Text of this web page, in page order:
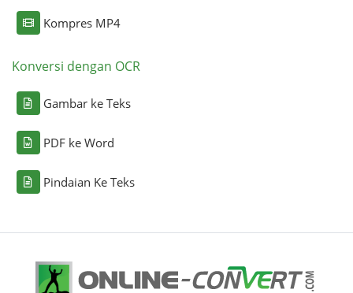
Kompres MP4
Konversi dengan OCR
Gambar ke Teks
PDF ke Word
Pindaian Ke Teks